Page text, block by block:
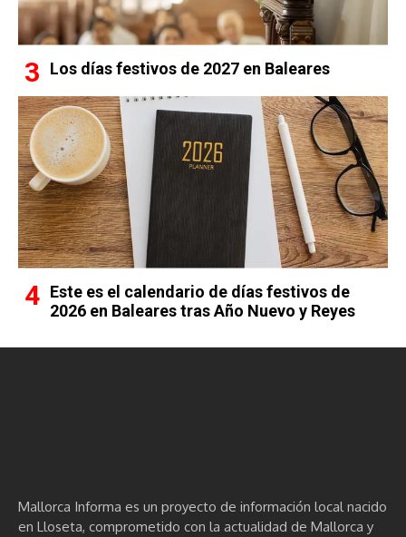
Los días festivos de 2027 en Baleares
Este es el calendario de días festivos de
2026 en Baleares tras Año Nuevo y Reyes
Mallorca Informa es un proyecto de información local nacido
en Lloseta, comprometido con la actualidad de Mallorca y